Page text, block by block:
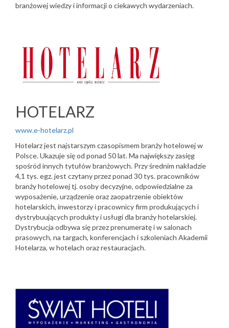
branżowej wiedzy i informacji o ciekawych wydarzeniach.
HOTELARZ
www.e-hotelarz.pl
Hotelarz jest najstarszym czasopismem branży hotelowej w
Polsce. Ukazuje się od ponad 50 lat. Ma największy zasięg
spośród innych tytułów branżowych. Przy średnim nakładzie
4,1 tys. egz. jest czytany przez ponad 30 tys. pracowników
branży hotelowej tj. osoby decyzyjne, odpowiedzialne za
wyposażenie, urządzenie oraz zaopatrzenie obiektów
hotelarskich, inwestorzy i pracownicy firm produkujących i
dystrybuujących produkty i usługi dla branży hotelarskiej.
Dystrybucja odbywa się przez prenumeratę i w salonach
prasowych, na targach, konferencjach i szkoleniach Akademii
Hotelarza, w hotelach oraz restauracjach.